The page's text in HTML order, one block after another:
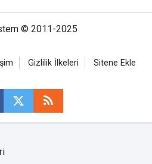
© 2011-2025
Gizlilik İlkeleri Sitene Ekle